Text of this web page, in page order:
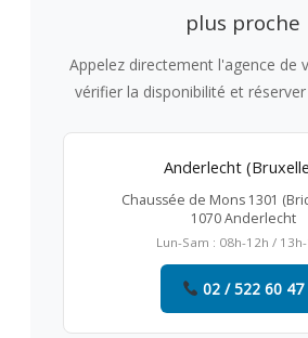
plus proche
Appelez directement l'agence de
vérifier la disponibilité et
Anderlecht
Chaussée de Mons 1301
1070 Anderlecht
Lun-Sam : 08h-12h /
02 / 522 60 47